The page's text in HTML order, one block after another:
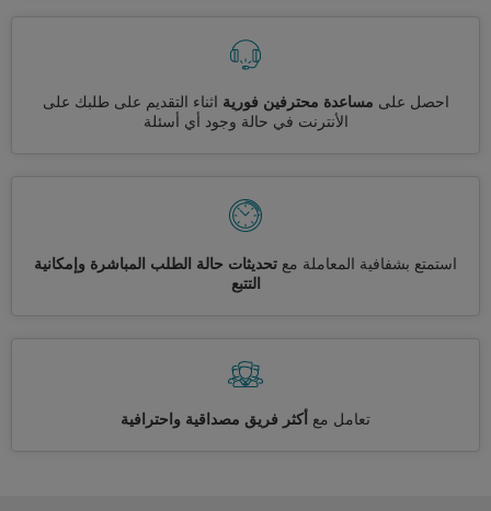
احصل على مساعدة محترفين فورية اثناء التقديم على طلبك على
الأنترنت في حالة وجود أي أسئلة
استمتع بشفافية المعاملة مع تحديثات حالة الطلب المباشرة وإمكانية
التتبع
تعامل مع أكثر فريق مصداقية واحترافية